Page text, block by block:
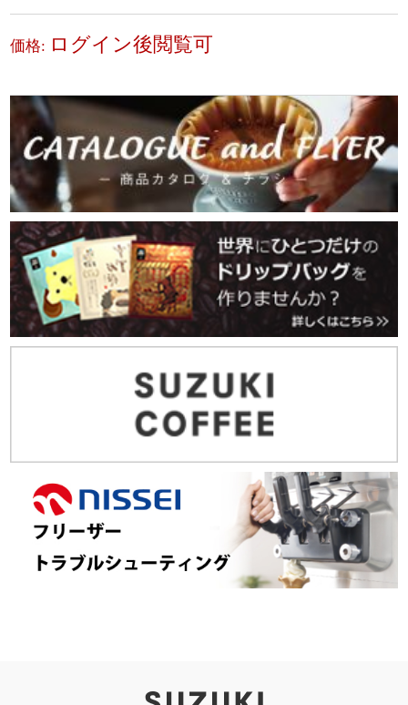
価格: ログイン後閲覧可